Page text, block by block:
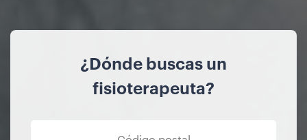
¿Dónde buscas un
fisioterapeuta?